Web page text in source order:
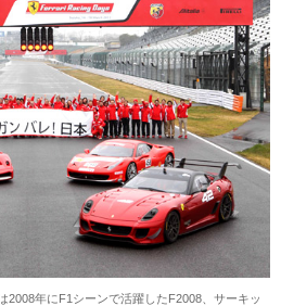
2008年にF1シーンで活躍したF2008、サーキッ